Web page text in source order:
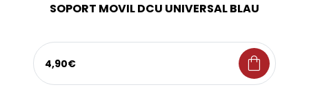
SOPORT MOVIL DCU UNIVERSAL BLAU
4,90€ shopping_bag